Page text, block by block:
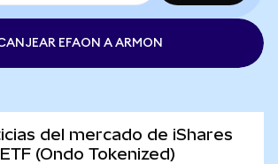
EFAON A ARMON
del mercado de iShares
(Ondo Tokenized)